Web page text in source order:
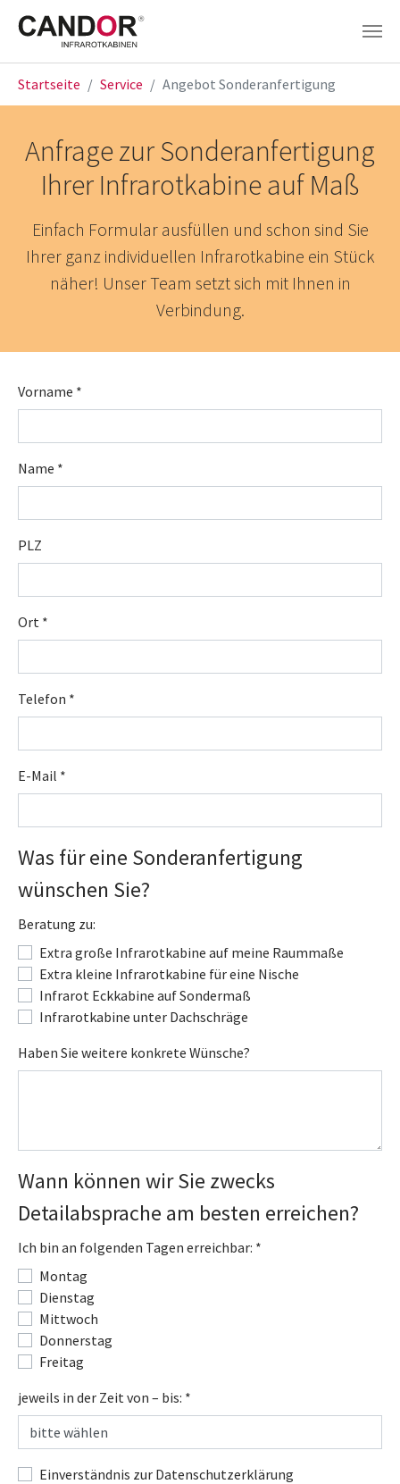
Startseite Service Angebot Sonderanfertigung
Anfrage zur Sonderanfertigung
Ihrer Infrarotkabine auf Maß
Einfach Formular ausfüllen und schon sind Sie
Ihrer ganz individuellen Infrarotkabine ein Stück
näher! Unser Team setzt sich mit Ihnen in
Verbindung.
Vorname *
Name *
PLZ
Ort *
Telefon *
E-Mail *
Was für eine Sonderanfertigung
wünschen Sie?
Beratung zu:
Extra große Infrarotkabine auf meine Raummaße
Extra kleine Infrarotkabine für eine Nische
Infrarot Eckkabine auf Sondermaß
Infrarotkabine unter Dachschräge
Haben Sie weitere konkrete Wünsche?
Wann können wir Sie zwecks
Detailabsprache am besten erreichen?
Ich bin an folgenden Tagen erreichbar: *
Montag
Dienstag
Mittwoch
Donnerstag
Freitag
jeweils in der Zeit von – bis: *
Einverständnis zur Datenschutzerklärung